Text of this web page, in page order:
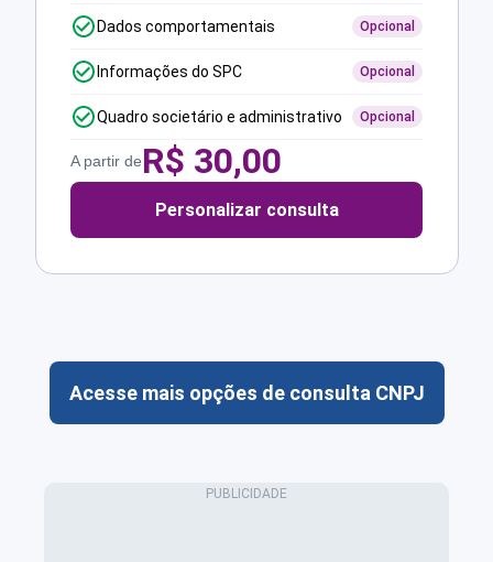
Dados comportamentais Opcional
Informações do SPC Opcional
Quadro societário e administrativo Opcional
A partir deR$ 30,00
Personalizar consulta
Acesse mais opções de consulta CNPJ